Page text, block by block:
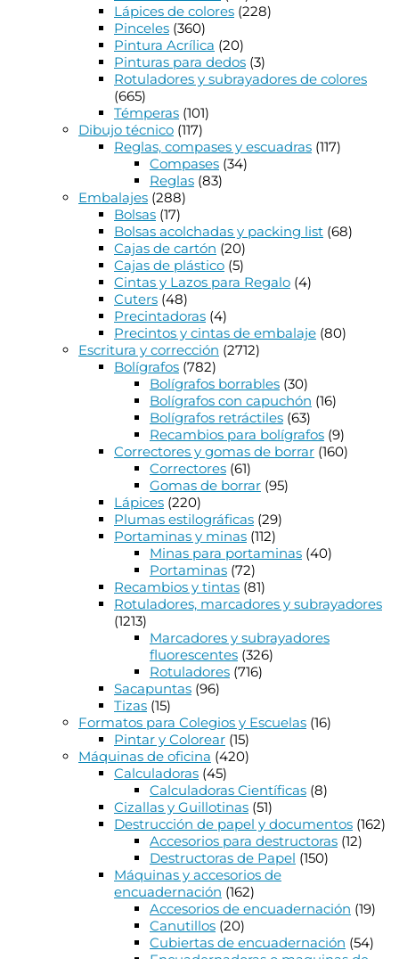
Lápices de colores (228)
Pinceles (360)
Pintura Acrílica (20)
Pinturas para dedos (3)
Rotuladores y subrayadores de colores
(665)
Témperas (101)
Dibujo técnico (117)
Reglas, compases y escuadras (117)
Compases (34)
Reglas (83)
Embalajes (288)
Bolsas (17)
Bolsas acolchadas y packing list (68)
Cajas de cartón (20)
Cajas de plástico (5)
Cintas y Lazos para Regalo (4)
Cuters (48)
Precintadoras (4)
Precintos y cintas de embalaje (80)
Escritura y corrección (2712)
Bolígrafos (782)
Bolígrafos borrables (30)
Bolígrafos con capuchón (16)
Bolígrafos retráctiles (63)
Recambios para bolígrafos (9)
Correctores y gomas de borrar (160)
Correctores (61)
Gomas de borrar (95)
Lápices (220)
Plumas estilográficas (29)
Portaminas y minas (112)
Minas para portaminas (40)
Portaminas (72)
Recambios y tintas (81)
Rotuladores, marcadores y subrayadores
(1213)
Marcadores y subrayadores
fluorescentes (326)
Rotuladores (716)
Sacapuntas (96)
Tizas (15)
Formatos para Colegios y Escuelas (16)
Pintar y Colorear (15)
Máquinas de oficina (420)
Calculadoras (45)
Calculadoras Científicas (8)
Cizallas y Guillotinas (51)
Destrucción de papel y documentos (162)
Accesorios para destructoras (12)
Destructoras de Papel (150)
Máquinas y accesorios de
encuadernación (162)
Accesorios de encuadernación (19)
Canutillos (20)
Cubiertas de encuadernación (54)